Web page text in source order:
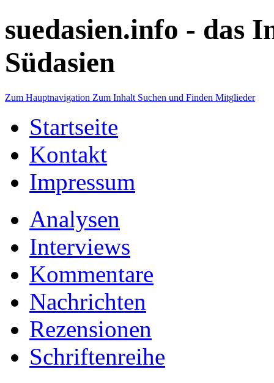
suedasien.info - das
Südasien
Zum Hauptnavigation Zum Inhalt Suchen und Finden Mitglieder
Startseite
Kontakt
Impressum
Analysen
Interviews
Kommentare
Nachrichten
Rezensionen
Schriftenreihe